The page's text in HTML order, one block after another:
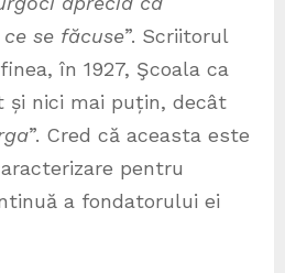
se făcuse”. Scriitorul
în 1927, Şcoala ca
și nici mai puțin, decât
”. Cred că aceasta este
pentru
a fondatorului ei